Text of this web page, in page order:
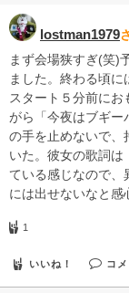
lostman1979
まず会場狭すぎ(笑)
ました。終わる頃に
スタート５分前に
がら「今夜はブギー
の手を止めないで、
いた。彼女の歌詞は
ている感じなので、
には出せないなと感
1
いいね！ コ